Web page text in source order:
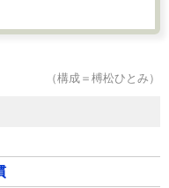
（構成＝榑松ひとみ）